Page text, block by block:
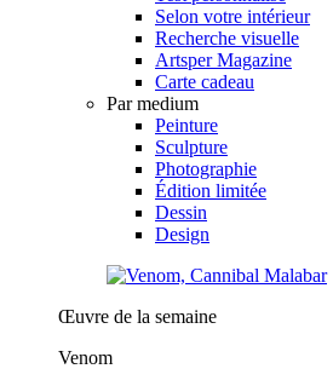
Selon votre intérieur
Recherche visuelle
Artsper Magazine
Carte cadeau
Par medium
Peinture
Sculpture
Photographie
Édition limitée
Dessin
Design
Œuvre de la semaine
Venom